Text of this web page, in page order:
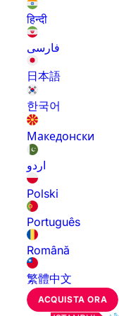
हिन्दी
فارسی
日本語
한국어
Македонски
اردو
Polski
Português
Română
繁體中文
ACQUISTA ORA